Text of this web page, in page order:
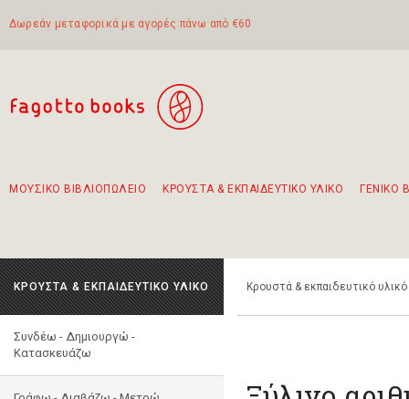
Δωρεάν μεταφορικά με αγορές πάνω από €60
ΜΟΥΣΙΚΟ ΒΙΒΛΙΟΠΩΛΕΙΟ ΚΡΟΥΣΤΑ & ΕΚΠΑΙΔΕΥΤΙΚΟ ΥΛΙΚΟ ΓΕΝΙΚΟ
ΚΡΟΥΣΤΑ & ΕΚΠΑΙΔΕΥΤΙΚΟ ΥΛΙΚΟ
Συνδέω - Δημιουργώ -
Kατασκευάζω
Κρουστά & εκπαιδευτικό υλικό